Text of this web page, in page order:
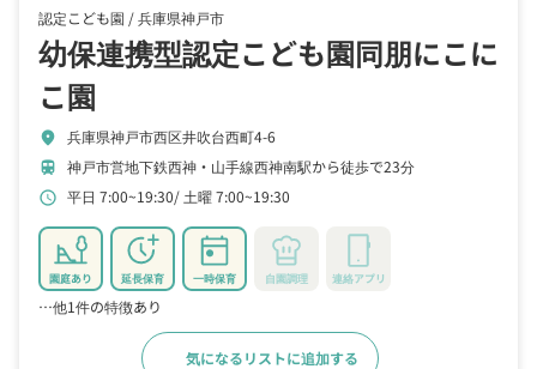
認定こども園 /兵庫県神戸市
幼保連携型認定こども園同朋にこに
こ園
location_on 兵庫県神戸市西区井吹台西町4-6
train 神戸市営地下鉄西神・山手線西神南駅から徒歩で23分
schedule 平日 7:00~19:30 土曜 7:00~19:30
園庭あり 延長保育 一時保育 自園調理 連絡アプリ
…他1件の特徴あり
気になるリストに追加する